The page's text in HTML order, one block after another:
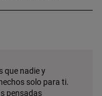
que nadie y
solo para ti.
pensadas